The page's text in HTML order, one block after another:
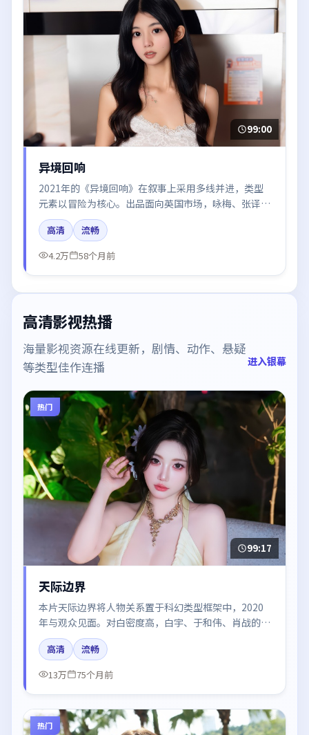
99:00
异境回响
2021年的《异境回响》在叙事上采用多线并进，类型
元素以冒险为核心。出品面向英国市场，咏梅、张译、
朱一龙、张子枫、白宇所饰角色推动关键反转，结尾留
白引发讨论。
高清
流畅
4.2万
58个月前
高清影视热播
海量影视资源在线更新，剧情、动作、悬疑
等类型佳作连播
进入银幕
热门
99:17
天际边界
本片天际边界将人物关系置于科幻类型框架中，2020
年与观众见面。对白密度高，白宇、于和伟、肖战的台
词节奏值得关注；整体气质偏法国都市与冷色调摄影。
高清
流畅
13万
75个月前
热门